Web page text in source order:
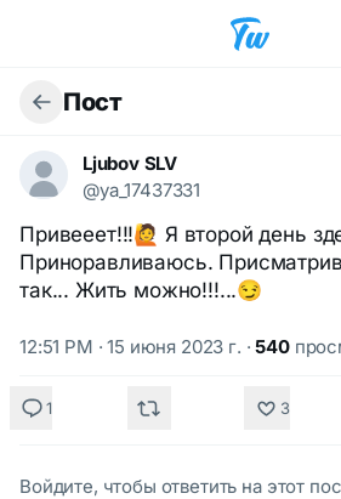
Пост
Ljubov SLV
@ya_17437331
Привееет!!!🙋 Я второй день
Приноравливаюсь.
так... Жить можно!!!...😏
12:51 PM · 15 июня 2023 г. ·540
1 3
Войдите, чтобы ответить на этот